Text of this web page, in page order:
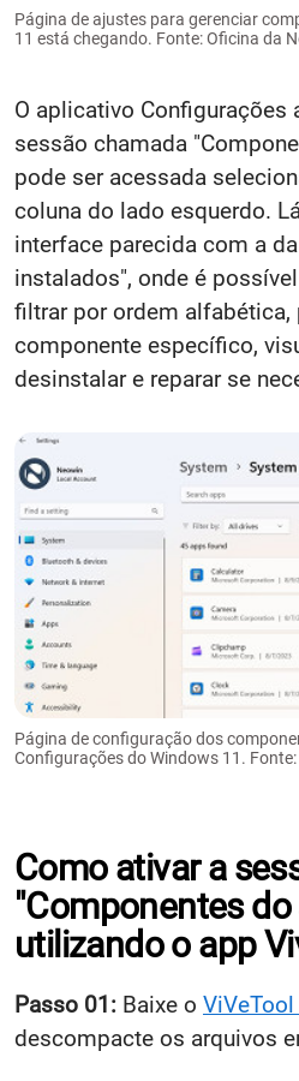
Página de ajustes para gerenciar
11 está chegando. Fonte: Oficina da
O aplicativo Configurações
sessão chamada
pode ser acessada
coluna do lado esquerdo.
interface parecida com a
instalados", onde é
filtrar por ordem alfabética,
componente específico,
desinstalar e reparar se
Página de configuração dos
Configurações do Windows 11. Fonte:
Como ativar a
"Componentes
utilizando o app
Passo 01: Baixe o
descompacte os arquivos